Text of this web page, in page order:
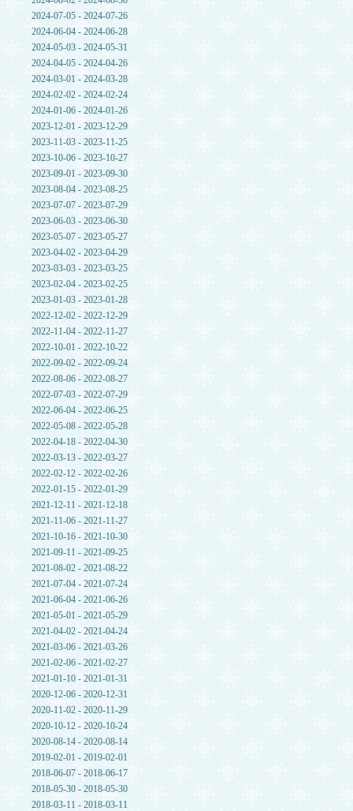
2024-07-05 - 2024-07-26
2024-06-04 - 2024-06-28
2024-05-03 - 2024-05-31
2024-04-05 - 2024-04-26
2024-03-01 - 2024-03-28
2024-02-02 - 2024-02-24
2024-01-06 - 2024-01-26
2023-12-01 - 2023-12-29
2023-11-03 - 2023-11-25
2023-10-06 - 2023-10-27
2023-09-01 - 2023-09-30
2023-08-04 - 2023-08-25
2023-07-07 - 2023-07-29
2023-06-03 - 2023-06-30
2023-05-07 - 2023-05-27
2023-04-02 - 2023-04-29
2023-03-03 - 2023-03-25
2023-02-04 - 2023-02-25
2023-01-03 - 2023-01-28
2022-12-02 - 2022-12-29
2022-11-04 - 2022-11-27
2022-10-01 - 2022-10-22
2022-09-02 - 2022-09-24
2022-08-06 - 2022-08-27
2022-07-03 - 2022-07-29
2022-06-04 - 2022-06-25
2022-05-08 - 2022-05-28
2022-04-18 - 2022-04-30
2022-03-13 - 2022-03-27
2022-02-12 - 2022-02-26
2022-01-15 - 2022-01-29
2021-12-11 - 2021-12-18
2021-11-06 - 2021-11-27
2021-10-16 - 2021-10-30
2021-09-11 - 2021-09-25
2021-08-02 - 2021-08-22
2021-07-04 - 2021-07-24
2021-06-04 - 2021-06-26
2021-05-01 - 2021-05-29
2021-04-02 - 2021-04-24
2021-03-06 - 2021-03-26
2021-02-06 - 2021-02-27
2021-01-10 - 2021-01-31
2020-12-06 - 2020-12-31
2020-11-02 - 2020-11-29
2020-10-12 - 2020-10-24
2020-08-14 - 2020-08-14
2019-02-01 - 2019-02-01
2018-06-07 - 2018-06-17
2018-05-30 - 2018-05-30
2018-03-11 - 2018-03-11